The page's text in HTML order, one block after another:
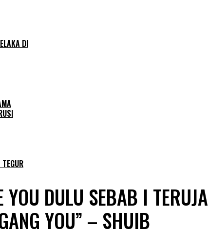
DI
DULU SEBAB I TERUJA
YOU” – SHUIB